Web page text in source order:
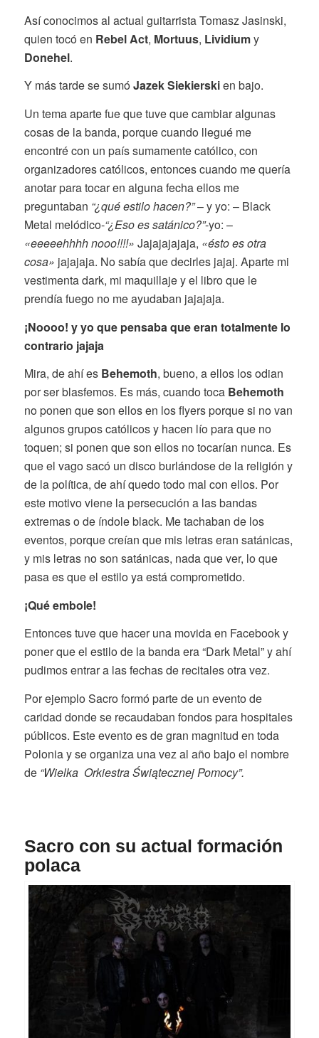
Así conocimos al actual guitarrista Tomasz Jasinski,
quien tocó en Rebel Act, Mortuus, Lividiumy
Donehel.
Y más tarde se sumóJazek Siekierskien bajo.
Un tema aparte fue que tuve que cambiar algunas
cosas de la banda, porque cuando llegué me
encontré con un país sumamente católico, con
organizadores católicos, entonces cuando me quería
anotar para tocar en alguna fecha ellos me
preguntaban “¿qué estilo hacen?”– y yo: – Black
Metal melódico-“¿Eso es satánico?”-yo: –
«eeeeehhhh nooo!!!!» Jajajajajaja, «ésto es otra
cosa» jajajaja. No sabía que decirles jajaj. Aparte mi
vestimenta dark, mi maquillaje y el libro que le
prendía fuego no me ayudaban jajajaja.
¡Noooo! y yo que pensaba que eran totalmente lo
contrario jajaja
Mira, de ahí es Behemoth, bueno, a ellos los odian
por ser blasfemos. Es más, cuando toca Behemoth
no ponen que son ellos en los flyers porque si no van
algunos grupos católicos y hacen lío para que no
toquen; si ponen que son ellos no tocarían nunca. Es
que el vago sacó un disco burlándose de la religión y
de la política, de ahí quedo todo mal con ellos. Por
este motivo viene la persecución a las bandas
extremas o de índole black. Me tachaban de los
eventos, porque creían que mis letras eran satánicas,
y mis letras no son satánicas, nada que ver, lo que
pasa es que el estilo ya está comprometido.
¡Qué embole!
Entonces tuve que hacer una movida en Facebook y
poner que el estilo de la banda era “Dark Metal” y ahí
pudimos entrar a las fechas de recitales otra vez.
Por ejemplo Sacro formó parte de un evento de
caridad donde se recaudaban fondos para hospitales
públicos. Este evento es de gran magnitud en toda
Polonia y se organiza una vez al año bajo el nombre
de “Wielka Orkiestra Świątecznej Pomocy”.
Sacro con su actual formación
polaca